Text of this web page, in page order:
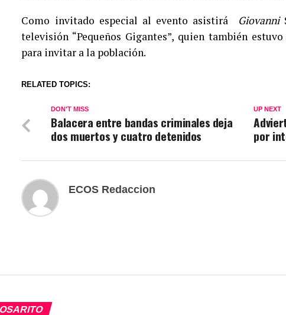
Como invitado especial al evento asistirá Giovanni
televisión “Pequeños Gigantes”, quien también
para invitar a la población.
RELATED TOPICS:
UP NEXT
por
DON'T MISS
Balacera entre bandas criminales deja
dos muertos y cuatro detenidos
ECOS Redaccion